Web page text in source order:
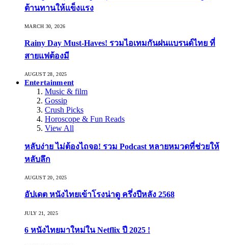
ต้านทานให้แข็งแรง
MARCH 30, 2026
Rainy Day Must-Haves! รวมไอเทมกันฝนแบรนด์ไทย ที่
สายแฟต้องมี
AUGUST 28, 2025
Entertainment
Music & film
Gossip
Crush Picks
Horoscope & Fun Reads
View All
หลับง่าย ไม่ต้องไถจอ! รวม Podcast หลายหมวดที่ช่วยให้
หลับลึก
AUGUST 20, 2025
อัปเดต หนังไทยเข้าโรงน่าดู ครึ่งปีหลัง 2568
JULY 21, 2025
6 หนังไทยมาใหม่ใน Netflix ปี 2025 !